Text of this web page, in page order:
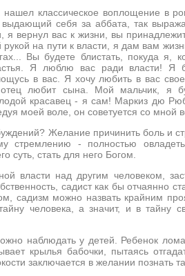
классическое воплощение в
выдающий себя за аббата, так
вернул вас к жизни, вы
на пути к власти, я дам вам
Вы будете блистать, покуда я,
Я люблю вас ради власти! Я
в вас. Я хочу любить в вас
любит сына. Мой мальчик, я
красавец - я сам! Маркиз дю
моей воле, он советуется со мной
Желание причинить боль и
стремлению - полностью
суть, стать для него Богом.
власти над другим человеком,
садист как бы отчаянно
садизм можно назвать крайним
человека, а значит, и в тайну
наблюдать у детей. Ребенок
крылья бабочки, пытаясь
заключается в желании познать